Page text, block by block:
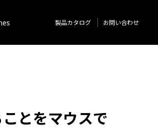
製品カタログ お問い合わせ
とをマウスで